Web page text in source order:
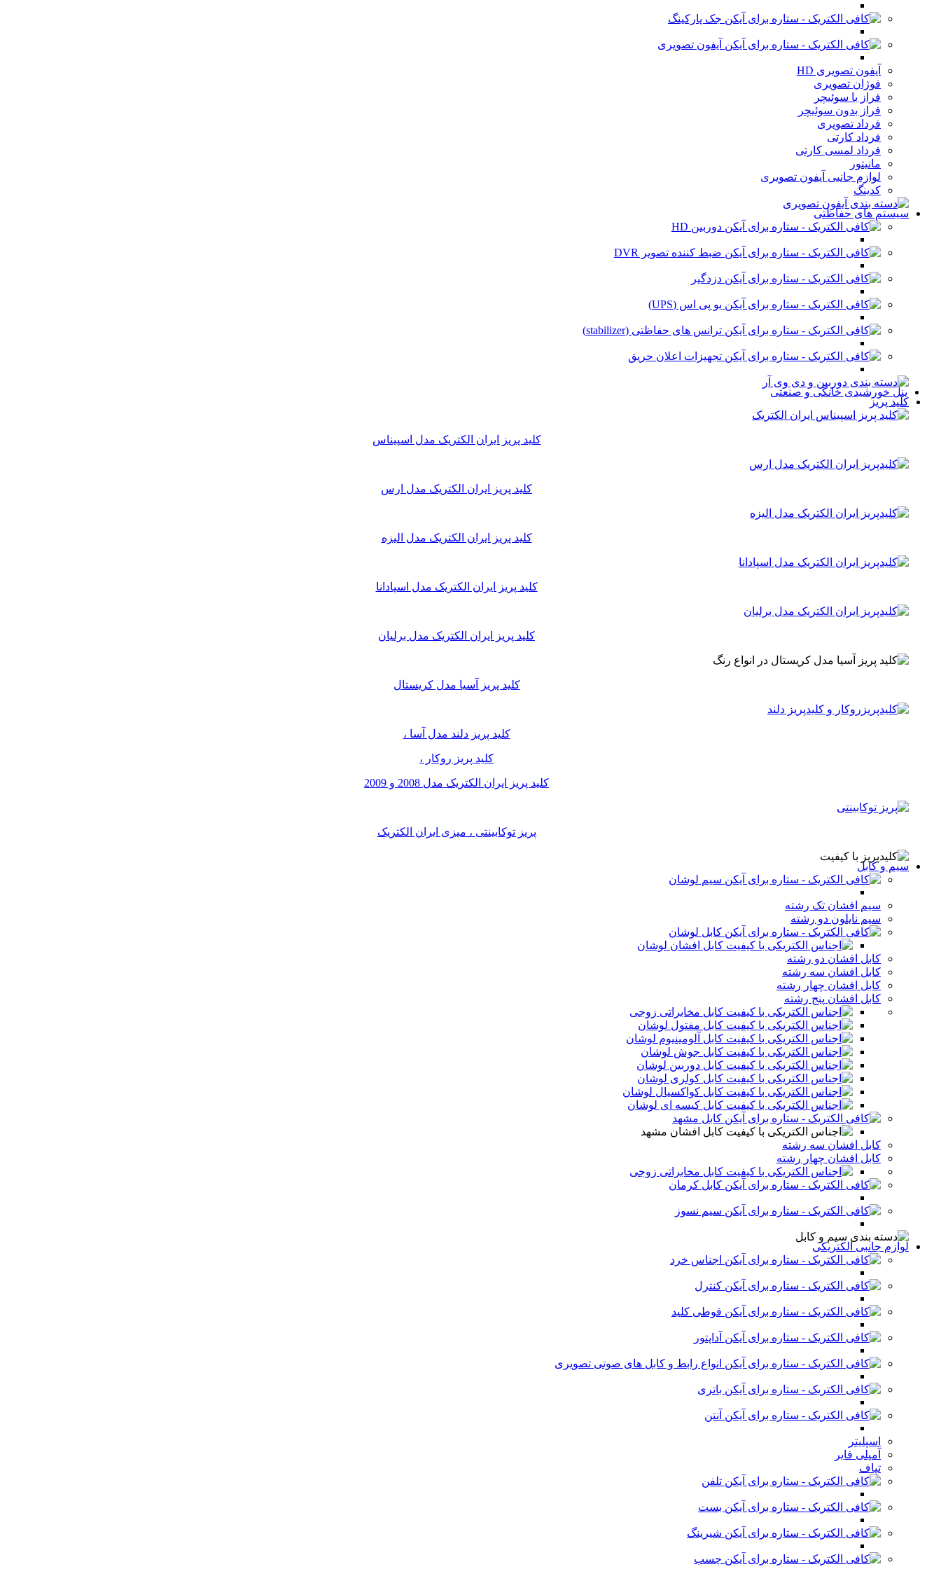
جک پارکینگ
آیفون تصویری
آیفون تصویری HD
فوژان تصویری
فراز با سوئیچر
فراز بدون سوئیچر
فرداد تصویری
فرداد کارتی
فرداد لمسی کارتی
مانیتور
لوازم جانبی آیفون تصویری
کدینگ
سیستم های حفاظتی
دوربین HD
ضبط کننده تصویر DVR
دزدگیر
یو پی اس (UPS)
ترانس های حفاظتی (stabilizer)
تجهیزات اعلان حریق
پنل خورشیدی خانگی و صنعتی
کلید پریز
کلید پریز ایران الکتریک مدل اسپیناس
کلید پریز ایران الکتریک مدل ارس
کلید پریز ایران الکتریک مدل الیزه
کلید پریز ایران الکتریک مدل اسپادانا
کلید پریز ایران الکتریک مدل برلیان
کلید پریز آسیا مدل کریستال
کلید پریز دلند مدل آسا ،
کلید پریز روکار ،
کلید پریز ایران الکتریک مدل 2008 و 2009
پریز توکابینتی ، میزی ایران الکتریک
سیم و کابل
سیم لوشان
سیم افشان تک رشته
سیم نایلون دو رشته
کابل لوشان
کابل افشان لوشان
کابل افشان دو رشته
کابل افشان سه رشته
کابل افشان چهار رشته
کابل افشان پنج رشته
کابل مخابراتی زوجی
کابل مفتول لوشان
کابل آلومینیوم لوشان
کابل جوش لوشان
کابل دوربین لوشان
کابل کولری لوشان
کابل کواکسیال لوشان
کابل کیسه ای لوشان
کابل مشهد
کابل افشان مشهد
کابل افشان سه رشته
کابل افشان چهار رشته
کابل مخابراتی زوجی
کابل کرمان
سیم نسوز
لوازم جانبی الکتریکی
اجناس خرد
کنترل
قوطی کلید
آداپتور
انواع رابط و کابل های صوتی تصویری
باتری
آنتن
اسپلیتر
آمپلی فایر
تپاف
تلفن
بست
شیرینگ
چسب